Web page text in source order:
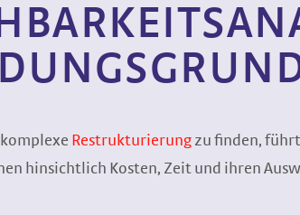
Restrukturierung zu finden,
hinsichtlich Kosten, Zeit und ihren